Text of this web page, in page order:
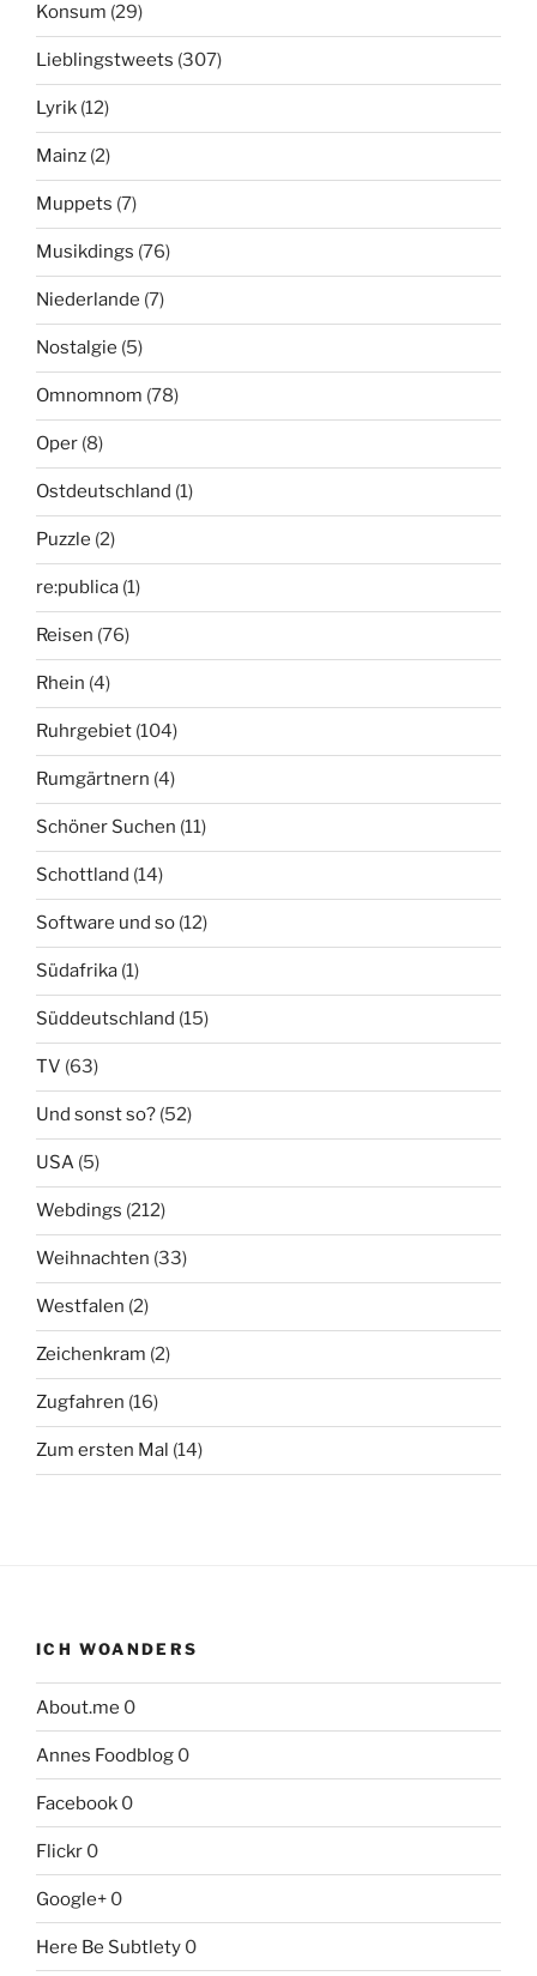
Konsum (29)
Lieblingstweets (307)
Lyrik (12)
Mainz (2)
Muppets (7)
Musikdings (76)
Niederlande (7)
Nostalgie (5)
Omnomnom (78)
Oper (8)
Ostdeutschland (1)
Puzzle (2)
re:publica (1)
Reisen (76)
Rhein (4)
Ruhrgebiet (104)
Rumgärtnern (4)
Schöner Suchen (11)
Schottland (14)
Software und so (12)
Südafrika (1)
Süddeutschland (15)
TV (63)
Und sonst so? (52)
USA (5)
Webdings (212)
Weihnachten (33)
Westfalen (2)
Zeichenkram (2)
Zugfahren (16)
Zum ersten Mal (14)
ICH WOANDERS
About.me 0
Annes Foodblog 0
Facebook 0
Flickr 0
Google+ 0
Here Be Subtlety 0